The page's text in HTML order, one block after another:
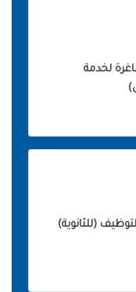
لخدمة
(للثانوية)